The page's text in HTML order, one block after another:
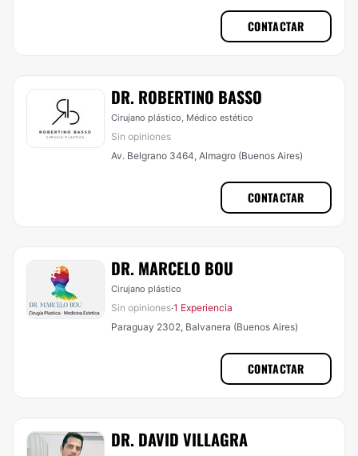
CONTACTAR
DR. ROBERTINO BASSO
Cirujano plástico, Médico estético
Sin opiniones
Av. Belgrano 3464, Almagro (Buenos Aires)
CONTACTAR
DR. MARCELO BOU
Cirujano plástico
Sin opiniones·1 Experiencia
Paraguay 2302, Balvanera (Buenos Aires)
CONTACTAR
DR. DAVID VILLAGRA